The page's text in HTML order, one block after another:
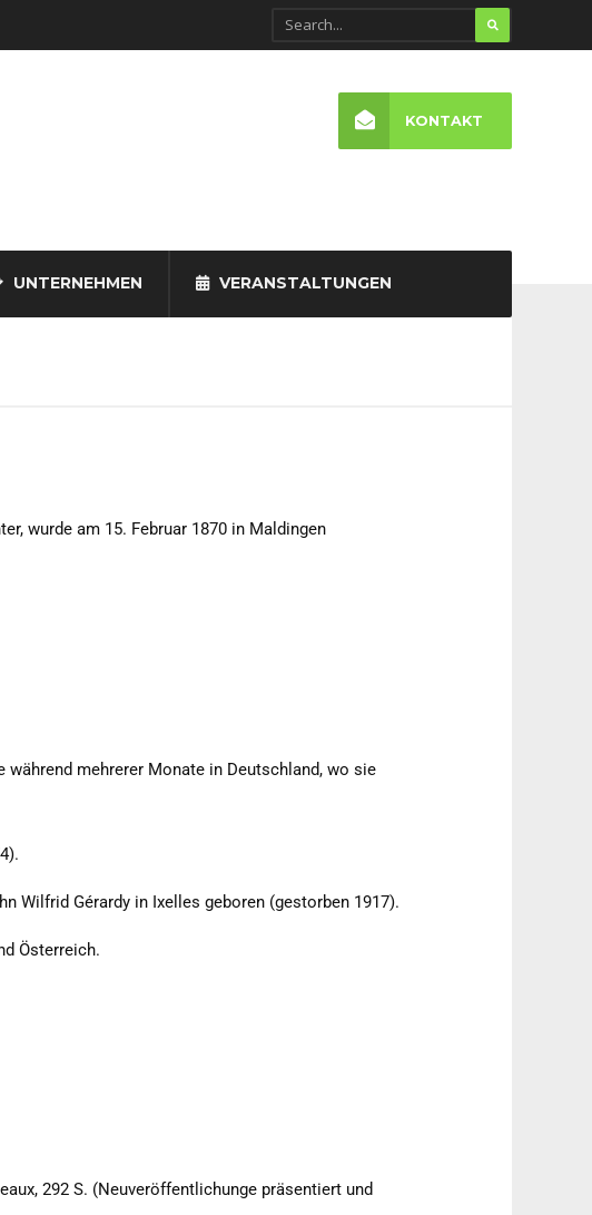
UNTERNEHMEN VERANSTALTUNGEN
KONTAKT
wurde am 15. Februar 1870 in Maldingen
mehrerer Monate in Deutschland, wo sie
Wilfrid Gérardy in Ixelles geboren (gestorben 1917).
Österreich.
292 S. (Neuveröffentlichunge präsentiert und